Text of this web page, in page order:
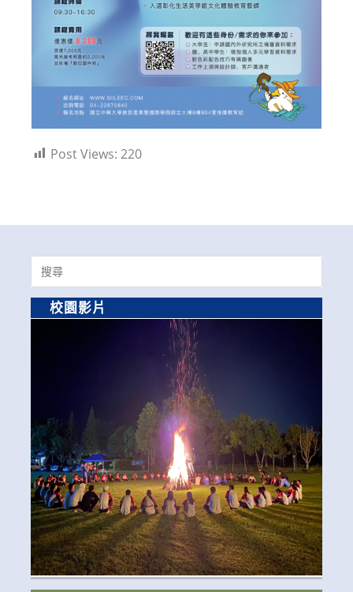
Post Views: 220
Search
for:
校園影片